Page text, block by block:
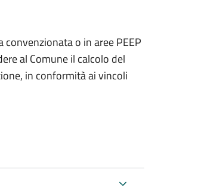
o in aree PEEP
al Comune il calcolo del
in conformità ai vincoli